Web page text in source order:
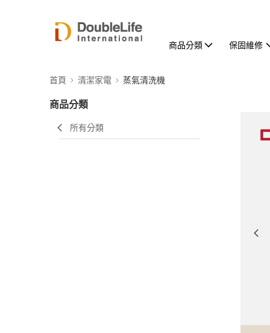
商品分類 保固維修
首頁 清潔家電 蒸氣清洗機
商品分類
所有分類